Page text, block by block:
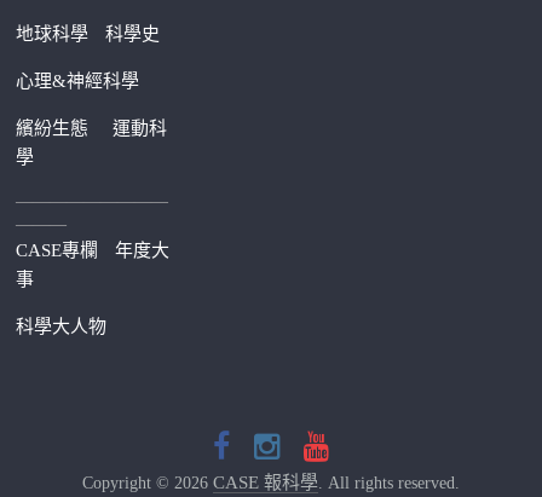
地球科學 科學史
心理&神經科學
繽紛生態運動科
學
—————————
———
CASE專欄
年度大
事
科學大人物
Copyright © 2026 CASE 報科學. All rights reserved.